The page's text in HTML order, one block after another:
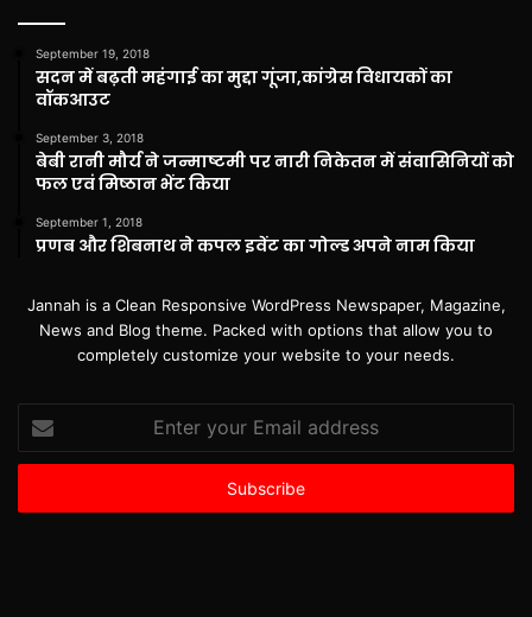
September 19, 2018
सदन में बढ़ती महंगाई का मुद्दा गूंजा,कांग्रेस विधायकों का
वॉकआउट
September 3, 2018
बेबी रानी मौर्य ने जन्माष्टमी पर नारी निकेतन में संवासिनियों को
फल एवं मिष्ठान भेंट किया
September 1, 2018
प्रणब और शिबनाथ ने कपल इवेंट का गोल्ड अपने नाम किया
Jannah is a Clean Responsive WordPress Newspaper, Magazine,
News and Blog theme. Packed with options that allow you to
completely customize your website to your needs.
your
Email